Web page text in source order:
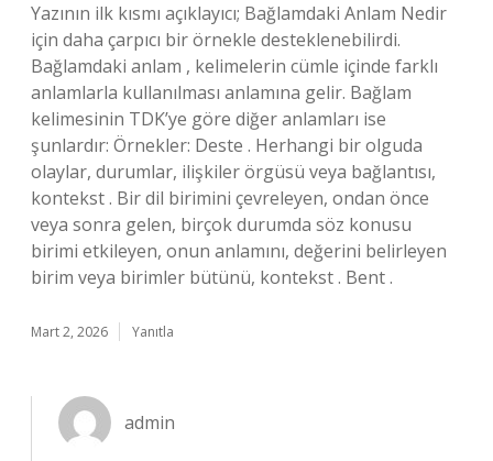
Yazının ilk kısmı açıklayıcı; Bağlamdaki Anlam Nedir
için daha çarpıcı bir örnekle desteklenebilirdi.
Bağlamdaki anlam , kelimelerin cümle içinde farklı
anlamlarla kullanılması anlamına gelir. Bağlam
kelimesinin TDK’ye göre diğer anlamları ise
şunlardır: Örnekler: Deste . Herhangi bir olguda
olaylar, durumlar, ilişkiler örgüsü veya bağlantısı,
kontekst . Bir dil birimini çevreleyen, ondan önce
veya sonra gelen, birçok durumda söz konusu
birimi etkileyen, onun anlamını, değerini belirleyen
birim veya birimler bütünü, kontekst . Bent .
Mart 2, 2026 Yanıtla
admin